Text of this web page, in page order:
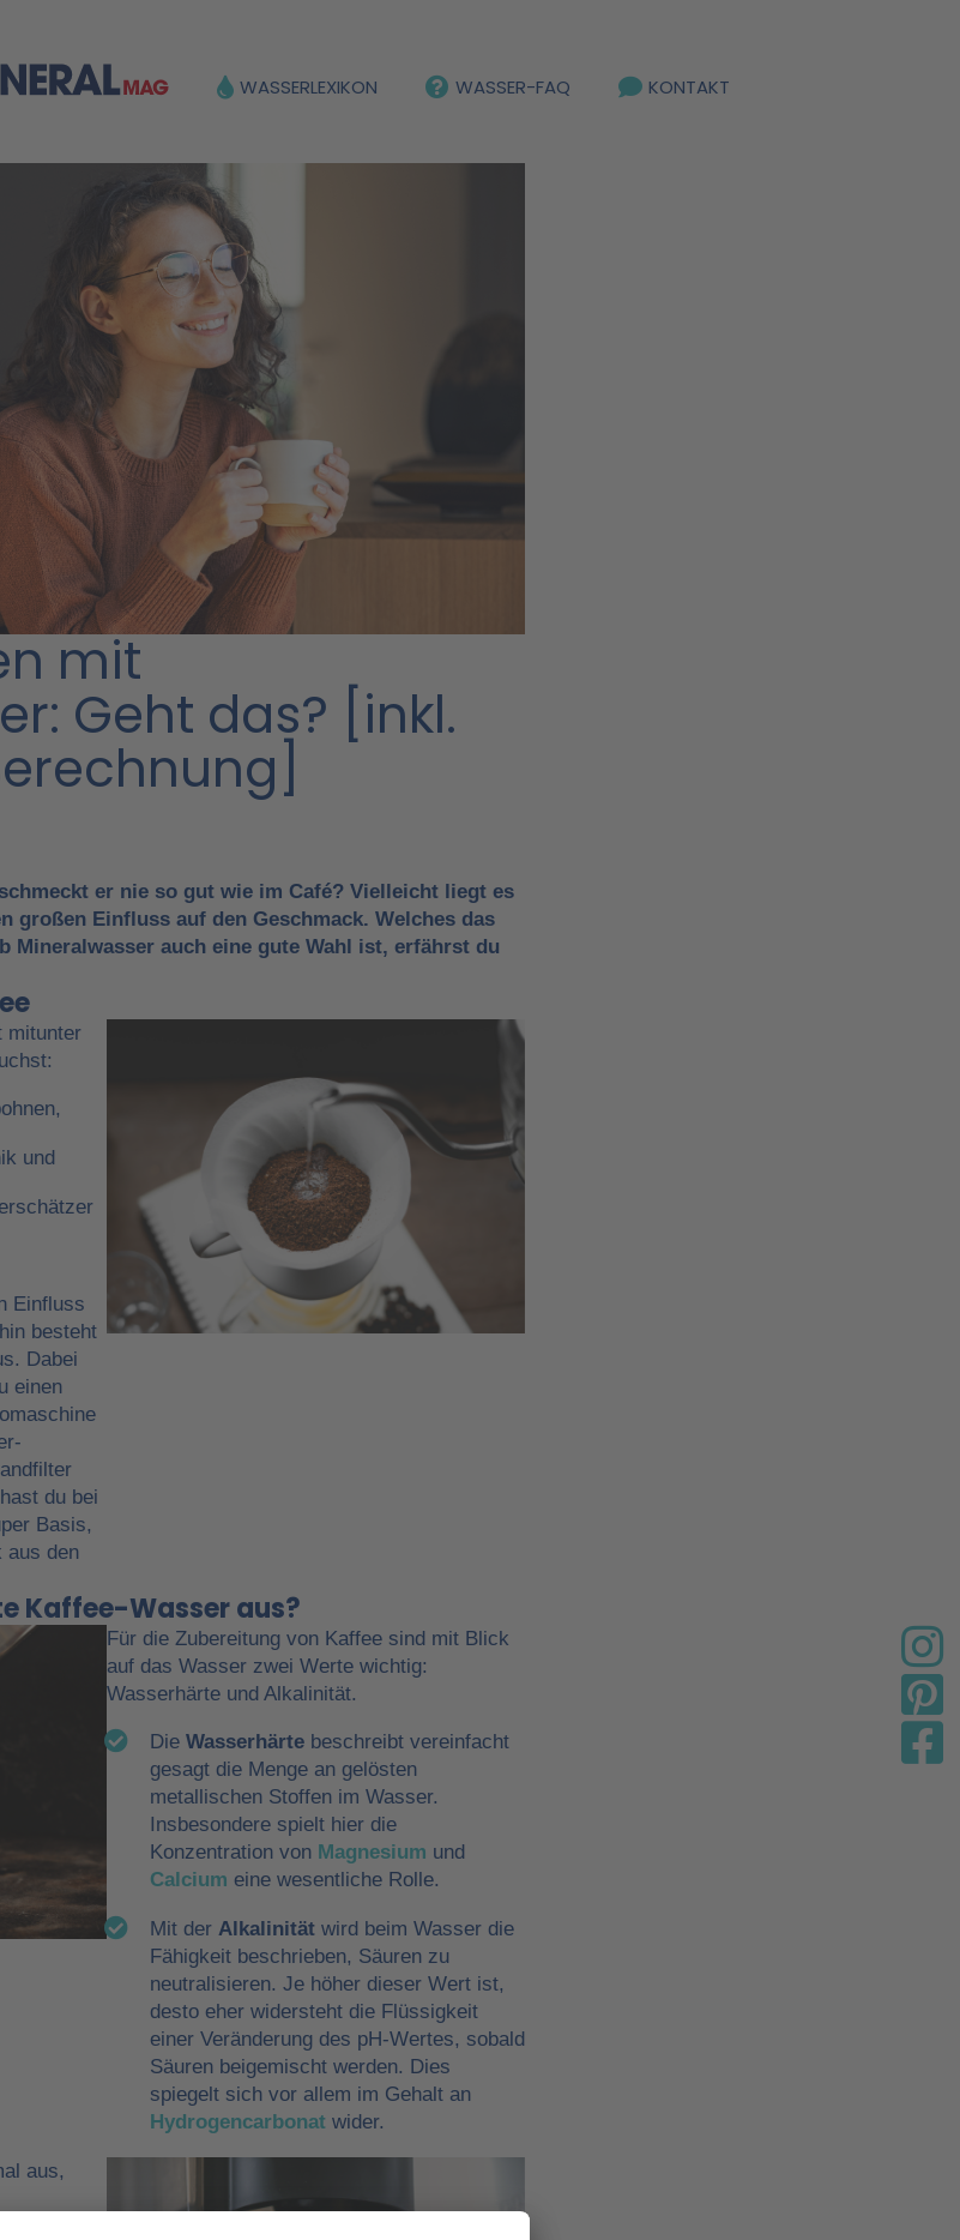
WASSERLEXIKON WASSER-FAQ KONTAKT
mit
Geht das? [inkl.
er nie so gut wie im Café? Vielleicht liegt es
großen Einfluss auf den Geschmack. Welches das
Mineralwasser auch eine gute Wahl ist, erfährst du
mitunter
und
Einfluss
besteht
Dabei
einen
du bei
Basis,
aus den
Kaffee-Wasser aus?
Für die Zubereitung von Kaffee sind mit Blick
auf das Wasser zwei Werte wichtig:
Wasserhärte und Alkalinität.
DieWasserhärte beschreibt vereinfacht
gesagt die Menge an gelösten
metallischen Stoffen im Wasser.
Insbesondere spielt hier die
Konzentration von Magnesium und
Calcium eine wesentliche Rolle.
Mit derAlkalinität wird beim Wasser die
Fähigkeit beschrieben, Säuren zu
neutralisieren. Je höher dieser Wert ist,
desto eher widersteht die Flüssigkeit
einer Veränderung des pH-Wertes, sobald
Säuren beigemischt werden. Dies
spiegelt sich vor allem im Gehalt an
Hydrogencarbonatwider.
aus,